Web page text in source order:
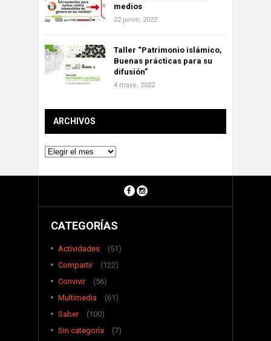
medios
22 junio, 2022
Taller “Patrimonio islámico,
Buenas prácticas para su
difusión”
4 mayo, 2022
ARCHIVOS
Archivos
CATEGORÍAS
Actividades
(51)
Compartir
(122)
Convivir
(56)
Multimedia
(61)
Saber
(100)
Sin categoría
(7)